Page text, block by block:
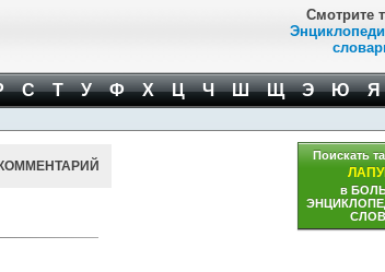
Смотрите
С Т У Ф Х Ц Ч Ш Щ Э Ю Я
КОММЕНТАРИЙ
Поискать
в